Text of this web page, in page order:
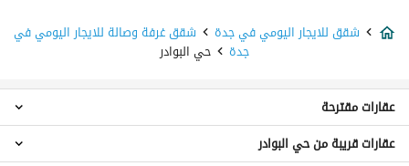
شقق للايجار اليومي في جدة شقق غرفة وصالة للايجار اليومي في
جدة حي البوادر
شقق 2 غرفة نوم للايجار اليومي في حي البوادر
عقارات مقترحة
عقارات قريبة من حي البوادر